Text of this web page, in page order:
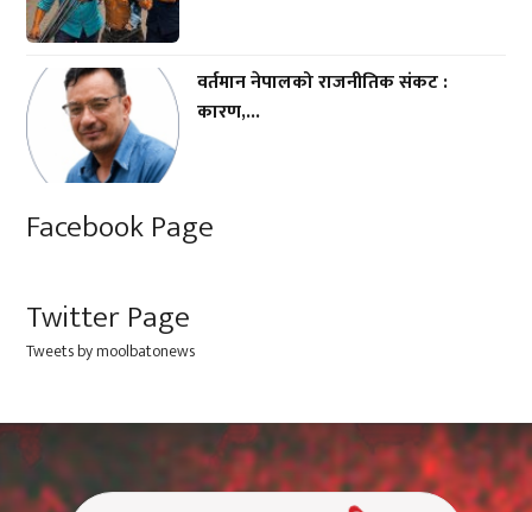
वर्तमान नेपालको राजनीतिक संकट :
कारण,...
Facebook Page
Twitter Page
Tweets by moolbatonews